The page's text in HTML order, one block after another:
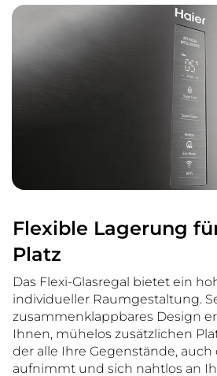
Flexible Lagerung
Platz
Das Flexi-Glasregal bietet ein
individueller Raumgestaltung.
zusammenklappbares Design
Ihnen, mühelos zusätzlichen
der alle Ihre Gegenstände, auch
aufnimmt und sich nahtlos an